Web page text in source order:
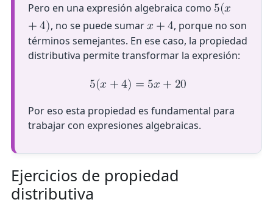
Pero en una expresión algebraica como 5(𝑥
+4), no se puede sumar𝑥+4, porque no son
términos semejantes. En ese caso, la propiedad
distributiva permite transformar la expresión:
5(𝑥 +4) = 5𝑥+ 20
Por eso esta propiedad es fundamental para
trabajar con expresiones algebraicas.
Ejercicios de propiedad
distributiva